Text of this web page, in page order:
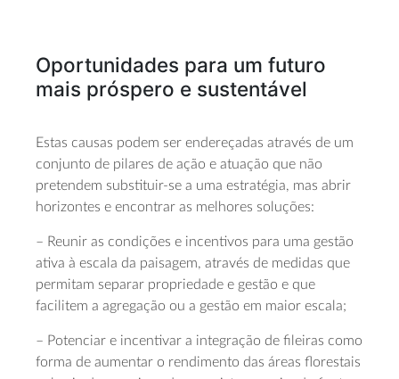
Oportunidades para um futuro
mais próspero e sustentável
Estas causas podem ser endereçadas através de um
conjunto de pilares de ação e atuação que não
pretendem substituir-se a uma estratégia, mas abrir
horizontes e encontrar as melhores soluções:
– Reunir as condições e incentivos para uma gestão
ativa à escala da paisagem, através de medidas que
permitam separar propriedade e gestão e que
facilitem a agregação ou a gestão em maior escala;
– Potenciar e incentivar a integração de fileiras como
forma de aumentar o rendimento das áreas florestais